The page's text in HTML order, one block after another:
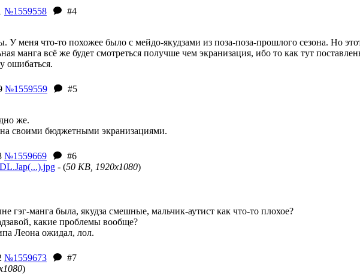
№1559558
#4
меня что-то похожее было с мейдо-якудзами из поза-поза-прошлого сезона. Но
манга всё же будет смотреться получше чем экранизация, ибо то как тут
ошибаться.
№1559559
#5
же.
своими бюджетными экранизациями.
№1559669
#6
- (50 KB, 1920x1080)
гэг-манга была, якудза смешные, мальчик-аутист как что-то плохое?
какие проблемы вообще?
Леона ожидал, лол.
№1559673
#7
)